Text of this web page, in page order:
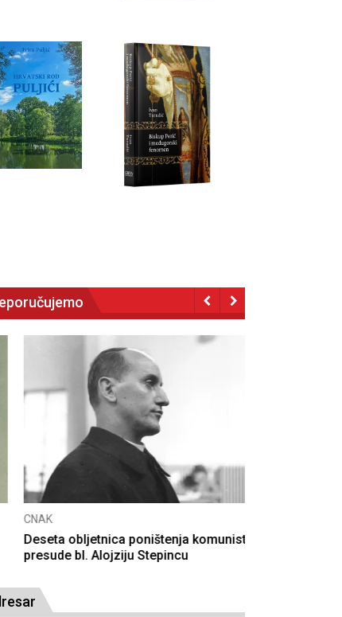
obljetnica poništenja komunističke
bl. Alojziju Stepincu